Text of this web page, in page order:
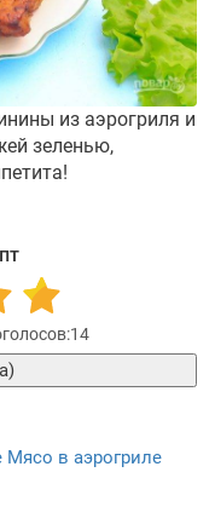
из аэрогриля и
зеленью,
14
Мясо в аэрогриле